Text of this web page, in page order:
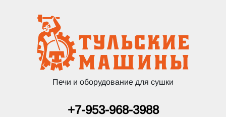
Печи и оборудование для сушки
+7-953-968-3988